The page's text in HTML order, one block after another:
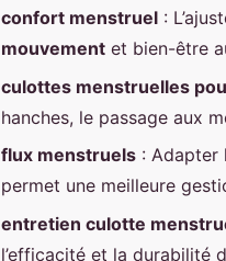
confort menstruel :
mouvement et bien-être
culottes menstruelles
hanches, le passage aux
flux menstruels : Adapter
permet une meilleure
entretien culotte
l’efficacité et la durabilité